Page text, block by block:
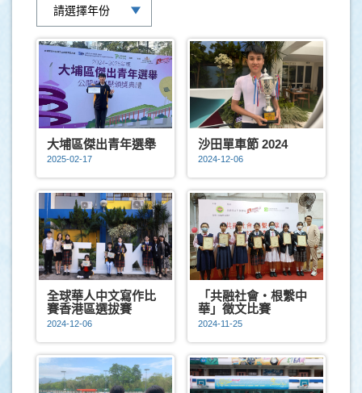
大埔區傑出青年選舉
2025-02-17
沙田單車節 2024
2024-12-06
全球華人中文寫作比
賽香港區選拔賽
2024-12-06
「共融社會‧根繫中
華」徵文比賽
2024-11-25